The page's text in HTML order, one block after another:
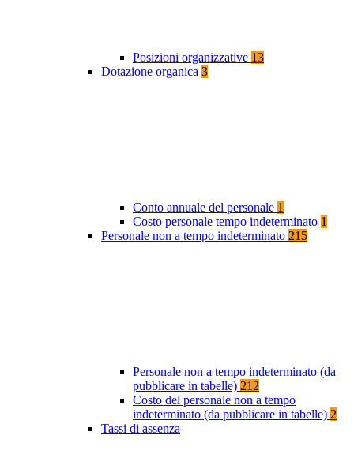
Posizioni organizzative 13
Dotazione organica 3
Conto annuale del personale 1
Costo personale tempo indeterminato 1
Personale non a tempo indeterminato 215
Personale non a tempo indeterminato (da
pubblicare in tabelle) 212
Costo del personale non a tempo
indeterminato (da pubblicare in tabelle) 2
Tassi di assenza